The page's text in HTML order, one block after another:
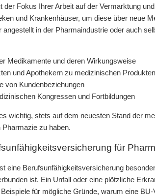
der Fokus Ihrer Arbeit auf der Vermarktung
und Krankenhäuser, um diese über neue
angestellt in der Pharmaindustrie oder auch
Medikamente und deren Wirkungsweise
und Apothekern zu medizinischen Produkten
von Kundenbeziehungen
Kongressen und Fortbildungen
wichtig, stets auf dem neuesten Stand der
zu haben.
für
eine Berufsunfähigkeitsversicherung
ist. Ein Unfall oder eine plötzliche
für mögliche Gründe, warum eine